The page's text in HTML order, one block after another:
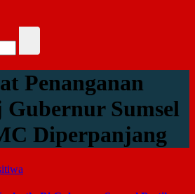
Penanganan
Sumsel
Diperpanjang